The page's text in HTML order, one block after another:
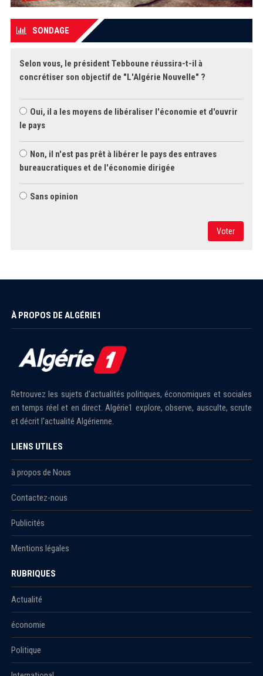
SONDAGE
Selon vous, le président Tebboune réussira-t-il à
concrétiser son objectif de "L'Algérie Nouvelle" ?
Oui, il a les moyens de libéraliser l'économie et d'ouvrir
le pays
Non, il n'est pas prêt à libérer le pays des entraves
bureaucratiques et de l'économie dirigée
Sans opinion
Voter
À PROPOS DE ALGÉRIE1
Retrouvez les sujets d'actualités politiques, économiques et sociales
en temps réel et en direct. Algérie1 explore, observe, ausculte, scrute
et décrit l'actualité Algérienne.
LIENS UTILES
à propos de Nous
Contactez-nous
Publicités
Mentions légales
RUBRIQUES
Actualité
économie
Politique